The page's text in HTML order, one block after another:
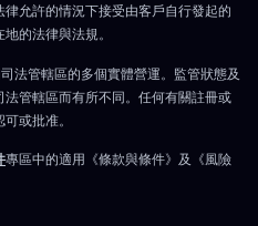
允許的情況下接受由客戶自行發起的
的法律與法規。
法管轄區的多個實體營運。監管狀態及
管轄區而有所不同。任何有關註冊或
或批准。
專區中的適用《條款與條件》及《風險